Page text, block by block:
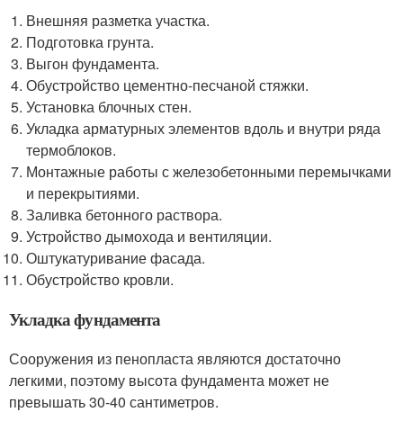
Внешняя разметка участка.
Подготовка грунта.
Выгон фундамента.
Обустройство цементно-песчаной стяжки.
Установка блочных стен.
Укладка арматурных элементов вдоль и внутри ряда
термоблоков.
Монтажные работы с железобетонными перемычками
и перекрытиями.
Заливка бетонного раствора.
Устройство дымохода и вентиляции.
Оштукатуривание фасада.
Обустройство кровли.
Укладка фундамента
Сооружения из пенопласта являются достаточно
легкими, поэтому высота фундамента может не
превышать 30-40 сантиметров.